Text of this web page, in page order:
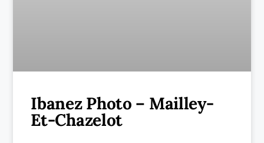
Ibanez Photo – Mailley-
Et-Chazelot